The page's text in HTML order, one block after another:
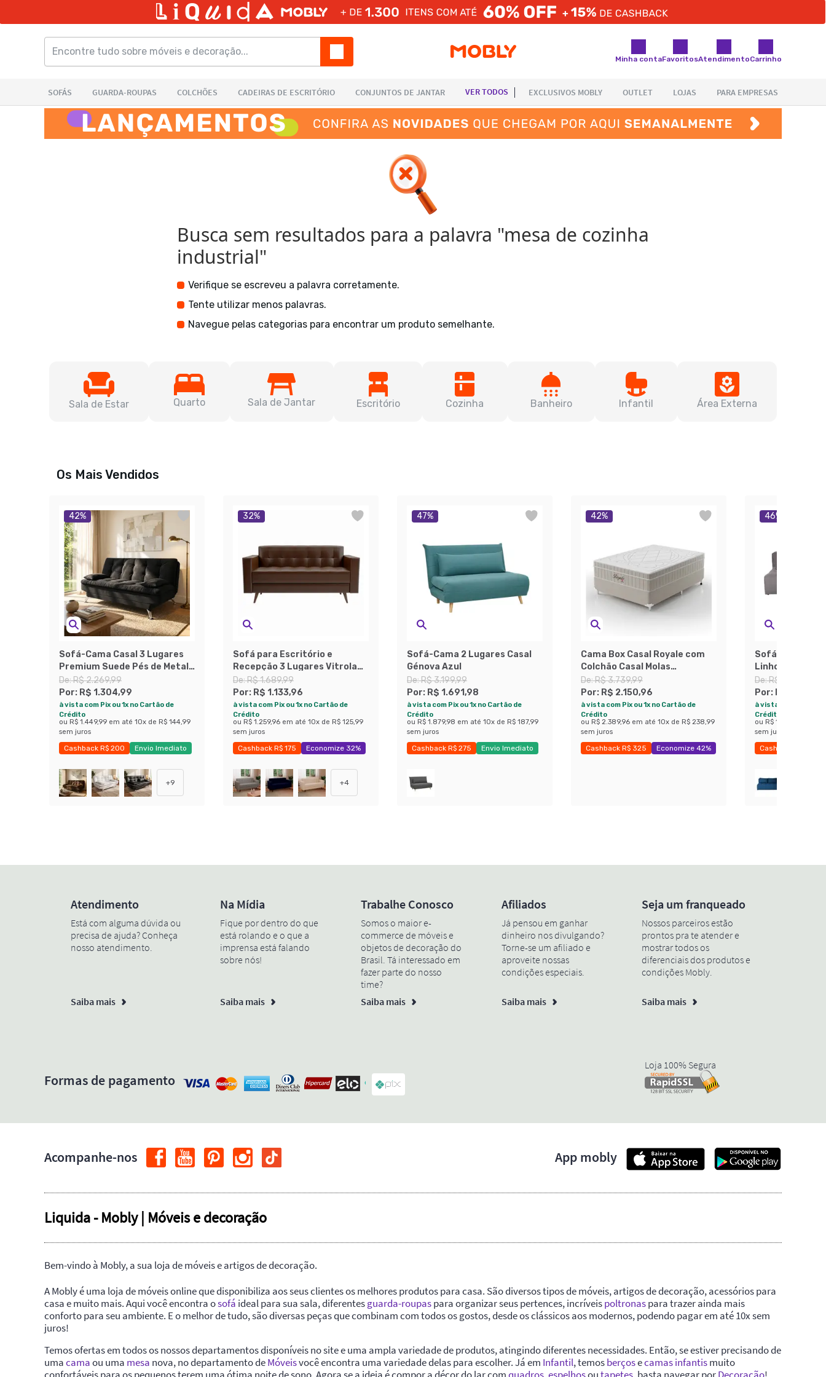
Minha contaFavoritosAtendimentoCarrinho
Busca sem resultados para a palavra "mesa de cozinha
industrial"
Verifique se escreveu a palavra corretamente.
Tente utilizar menos palavras.
Navegue pelas categorias para encontrar um produto semelhante.
Sala de Estar Quarto Sala de Jantar Escritório Cozinha Banheiro Infantil Área Externa
Os Mais Vendidos
42%
Sofá-Cama Casal 3 Lugares
Premium Suede Pés de Metal
Preto
De:R$ 2.269,99
Por: R$ 1.304,99
à vista com Pix ou 1x no Cartão de
Crédito
ou R$ 1.449,99 em até 10x de R$ 144,99
sem juros
Cashback R$ 200
Envio Imediato
+9
32%
Sofá para Escritório e
Recepção 3 Lugares Vitrola
Revestimento Sintético Café
De:R$ 1.689,99
Por: R$ 1.133,96
à vista com Pix ou 1x no Cartão de
Crédito
ou R$ 1.259,96 em até 10x de R$ 125,99
sem juros
Cashback R$ 175 Economize 32%
+4
47%
Sofá-Cama 2 Lugares Casal
Génova Azul
De:R$ 3.199,99
Por: R$ 1.691,98
à vista com Pix ou 1x no Cartão de
Crédito
ou R$ 1.879,98 em até 10x de R$ 187,99
sem juros
Cashback R$ 275
Envio Imediato
42%
Cama Box Casal Royale com
Colchão Casal Molas
Ensacadas Bege e Branca
De:R$ 3.739,99
Por: R$ 2.150,96
à vista com Pix ou 1x no Cartão de
Crédito
ou R$ 2.389,96 em até 10x de R$ 238,99
sem juros
Cashback R$ 325 Economize 42%
46%
Sofá 3 Lugares
Linho Grafite
De:R$ 3.319,99
Por:
à vista com Pix ou
Crédito
ou R$ 1.974,99
sem juros
Cashback R$ 275